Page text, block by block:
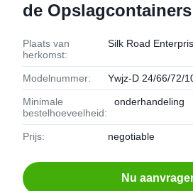
de
Plaats van
herkomst:
Silk Road
Modelnummer: Ywjz-D 24/66/72/
Minimale
bestelhoeveelheid:
onderhandeling
Prijs: negotiable
Nu